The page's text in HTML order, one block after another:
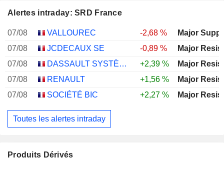
Alertes intraday: SRD France
07/08 VALLOUREC -2,68 %
Major
07/08
JCDECAUX SE -0,89 %
Major
07/08
DASSAULT SYSTÈMES SE +2,39 %
Major
07/08
RENAULT +1,56 %
Major
07/08
SOCIÉTÉ BIC +2,27 % Major
Toutes les alertes intraday
Produits Dérivés